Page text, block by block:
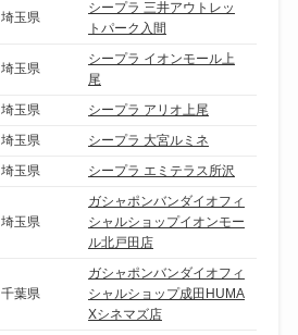
埼玉県
シープラ 三井アウトレッ
トパーク入間
埼玉県
シープラ イオンモール上
尾
埼玉県
シープラ アリオ上尾
埼玉県
シープラ 大宮ルミネ
埼玉県 シープラ エミテラス所沢
埼玉県
ガシャポンバンダイオフィ
シャルショップイオンモー
ル北戸田店
千葉県
ガシャポンバンダイオフィ
シャルショップ成田HUMA
Xシネマズ店